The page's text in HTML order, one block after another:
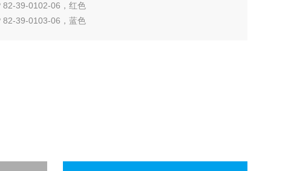
82-39-0102-06，红色
82-39-0103-06，蓝色